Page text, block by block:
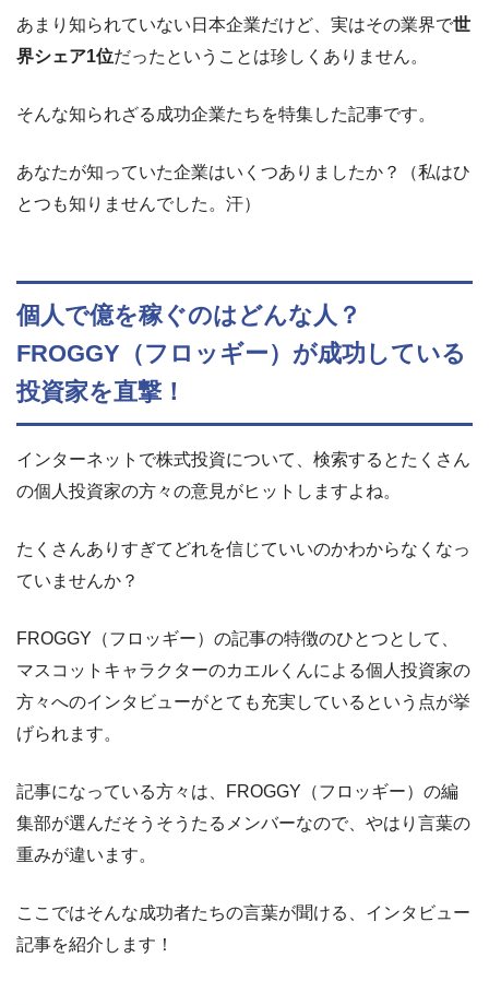
あまり知られていない日本企業だけど、実はその業界で世
界シェア1位だったということは珍しくありません。
そんな知られざる成功企業たちを特集した記事です。
あなたが知っていた企業はいくつありましたか？（私はひ
とつも知りませんでした。汗）
個人で億を稼ぐのはどんな人？
FROGGY（フロッギー）が成功している
投資家を直撃！
インターネットで株式投資について、検索するとたくさん
の個人投資家の方々の意見がヒットしますよね。
たくさんありすぎてどれを信じていいのかわからなくなっ
ていませんか？
FROGGY（フロッギー）の記事の特徴のひとつとして、
マスコットキャラクターのカエルくんによる個人投資家の
方々へのインタビューがとても充実しているという点が挙
げられます。
記事になっている方々は、FROGGY（フロッギー）の編
集部が選んだそうそうたるメンバーなので、やはり言葉の
重みが違います。
ここではそんな成功者たちの言葉が聞ける、インタビュー
記事を紹介します！